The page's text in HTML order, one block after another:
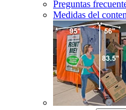
Preguntas
Medidas del